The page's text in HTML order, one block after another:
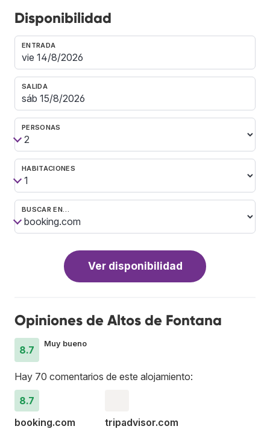
Disponibilidad
ENTRADA
SALIDA
PERSONAS
HABITACIONES
BUSCAR EN…
Ver disponibilidad
Opiniones de Altos de Fontana
8.7
Muy bueno
Hay 70 comentarios de este alojamiento:
8.7
booking.com
tripadvisor.com